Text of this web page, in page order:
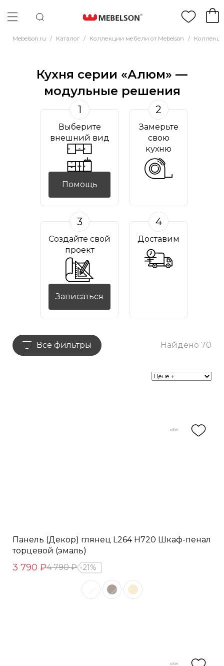
Mebelson.ru / Каталог / Коллекции мебели от Mebelson /
Кухня серии «Алюм» —
модульные решения
1
Выберите
внешний вид
Помощь
2
Замерьте
свою
кухню
3
Создайте свой
проект
Записаться
4
Доставим
Все фильтры Найдено 70
Панель (Декор) глянец L264 H720 Шкаф-пенал
торцевой (эмаль)
3 790 ₽4 790 ₽ 21%